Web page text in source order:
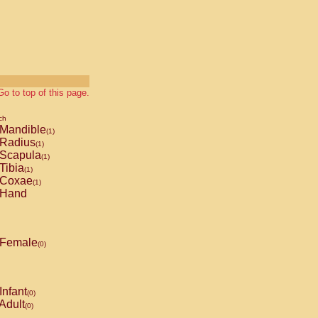
to top of this page.
Mandible(1)
Radius(1)
Scapula(1)
Tibia(1)
Coxae(1)
Hand
Female(0)
Infant(0)
(0)